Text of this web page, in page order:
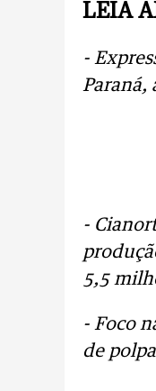
LEIA
-
Paraná,
-
5,5
- Foco
de